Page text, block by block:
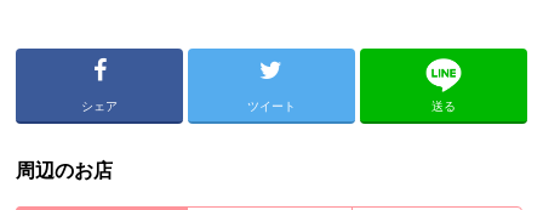
シェア ツイート 送る
周辺のお店